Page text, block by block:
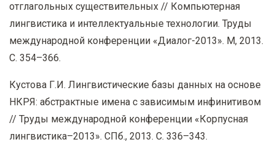
отглагольных существительных // Компьютерная
лингвистика и интеллектуальные технологии. Труды
международной конференции «Диалог-2013». М, 2013.
С. 354–366.
Кустова Г.И. Лингвистические базы данных на основе
НКРЯ: абстрактные имена с зависимым инфинитивом
// Труды международной конференции «Корпусная
лингвистика–2013». СПб., 2013. С. 336–343.